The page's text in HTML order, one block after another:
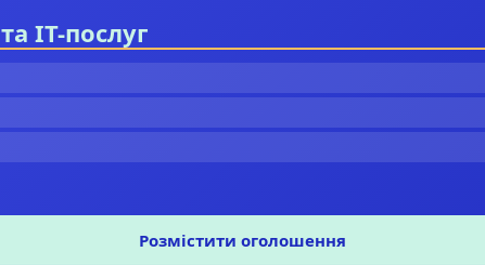
та IT-послуг
Розмістити оголошення